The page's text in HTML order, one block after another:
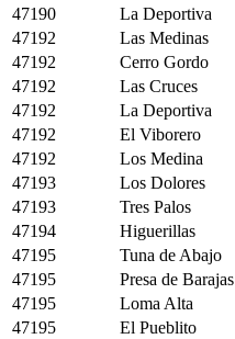
47190
La Deportiva
47192
Las Medinas
47192
Cerro Gordo
47192
Las Cruces
47192
La Deportiva
47192
El Viborero
47192
Los Medina
47193
Los Dolores
47193
Tres Palos
47194
Higuerillas
47195
Tuna de Abajo
47195
Presa de Barajas
47195
Loma Alta
47195
El Pueblito